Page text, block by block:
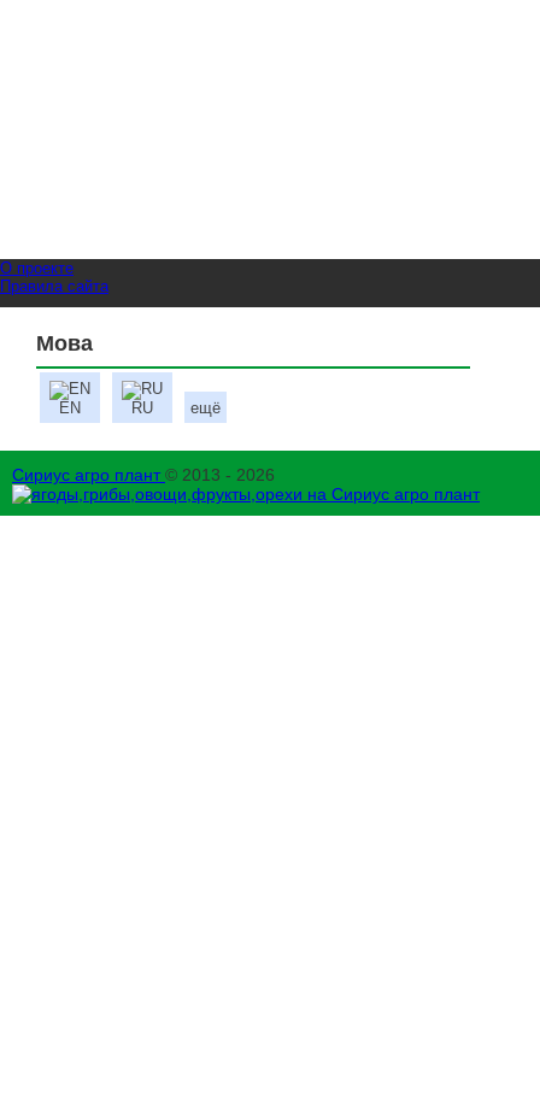
О проекте
Правила сайта
Мова
EN RU ещё
Сириус агро плант© 2013 - 2026